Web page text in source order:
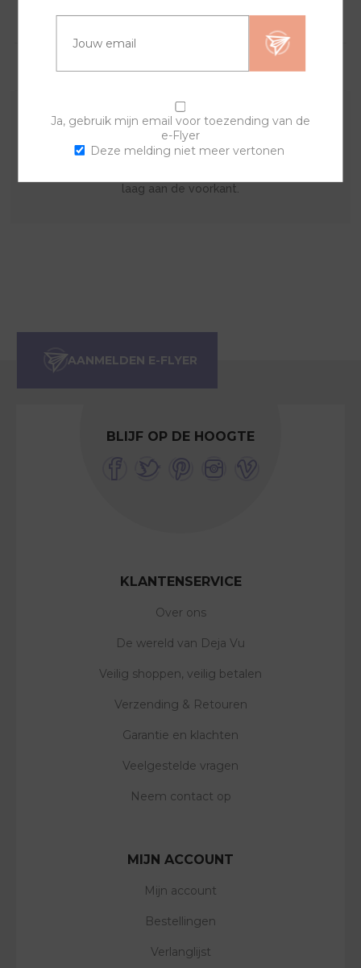
SPECIFICATIES
VRAGEN?
Met deze sierring en een van de banden kan je zelf je
eigen horloge samenstellen. De lyric sierring bestaat uit
laag aan de voorkant.
BLIJF OP DE HOOGTE
KLANTENSERVICE
Over ons
De wereld van Deja Vu
Veilig shoppen, veilig betalen
Verzending & Retouren
Garantie en klachten
Veelgestelde vragen
Neem contact op
MIJN ACCOUNT
Mijn account
Bestellingen
Verlanglijst
Ja, gebruik mijn email voor toezending van de
e-Flyer
Deze melding niet meer vertonen